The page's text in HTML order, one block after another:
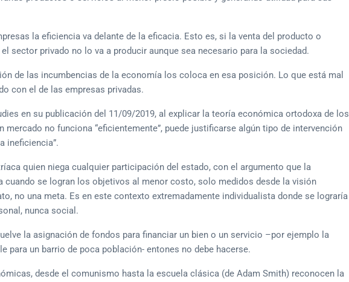
la eficiencia va delante de la eficacia. Esto es, si la venta del producto o
sector privado no lo va a producir aunque sea necesario para la sociedad.
de las incumbencias de la economía los coloca en esa posición. Lo que está mal
con el de las empresas privadas.
en su publicación del 11/09/2019, al explicar la teoría económica ortodoxa de los
mercado no funciona “eficientemente”, puede justificarse algún tipo de intervención
ineficiencia”.
quien niega cualquier participación del estado, con el argumento que la
cuando se logran los objetivos al menor costo, solo medidos desde la visión
no una meta. Es en este contexto extremadamente individualista donde se lograría
nunca social.
la asignación de fondos para financiar un bien o un servicio –por ejemplo la
para un barrio de poca población- entones no debe hacerse.
desde el comunismo hasta la escuela clásica (de Adam Smith) reconocen la